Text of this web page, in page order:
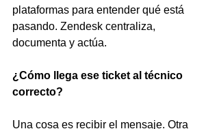
plataformas para entender qué está
pasando. Zendesk centraliza,
documenta y actúa.
¿Cómo llega ese ticket al técnico
correcto?
Una cosa es recibir el mensaje. Otra